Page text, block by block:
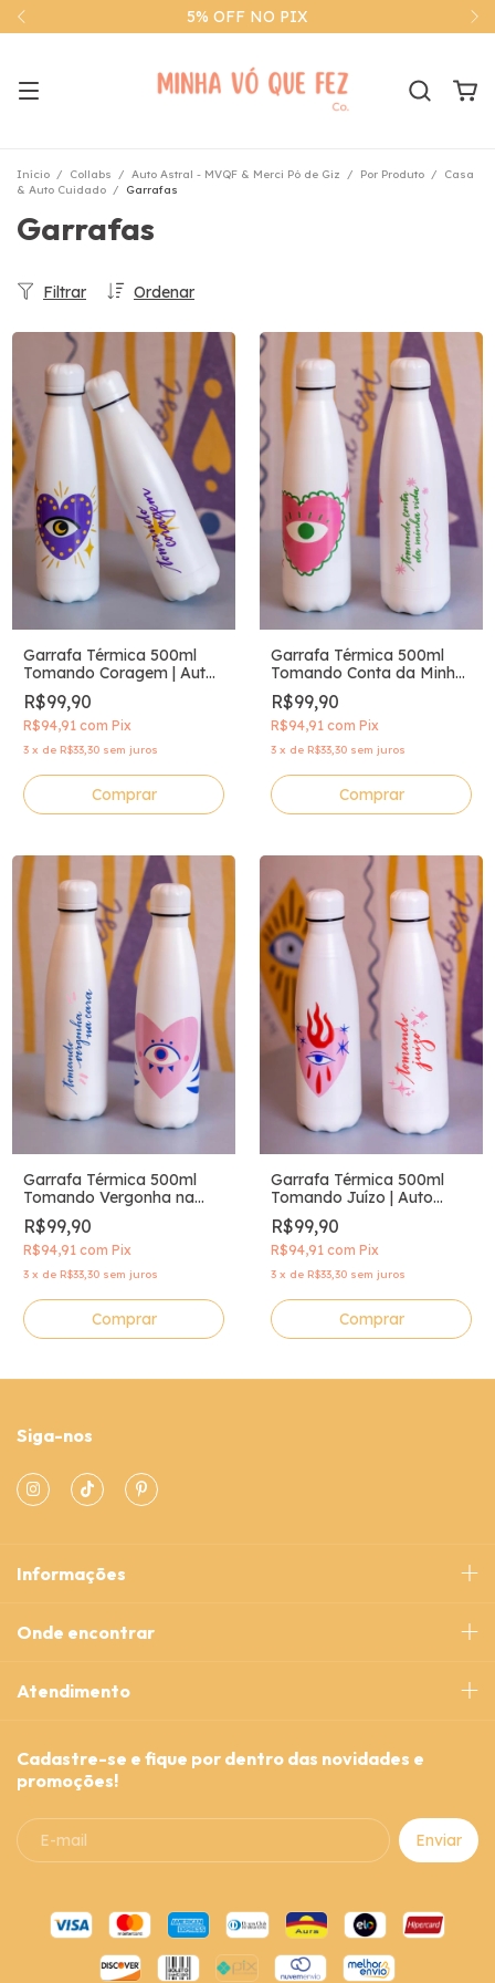
5% OFF NO PIX
Início / Collabs / Auto Astral - MVQF & Merci Pó de Giz / Por Produto /
Casa
& Auto Cuidado / Garrafas
Garrafas
Ordenar
Filtrar
Garrafa Térmica 500ml
Tomando Coragem | Auto
Astral
R$99,90
R$94,91 com Pix
3 x de R$33,30 sem juros
Garrafa Térmica 500ml
Tomando Conta da Minha
Vida | Auto Astral
R$99,90
R$94,91 com Pix
3 x de R$33,30 sem juros
Garrafa Térmica 500ml
Tomando Vergonha na
Cara | Auto Astral
R$99,90
R$94,91 com Pix
3 x de R$33,30 sem juros
Garrafa Térmica 500ml
Tomando Juízo | Auto
Astral
R$99,90
R$94,91 com Pix
3 x de R$33,30 sem juros
Siga-nos
Informações
Onde encontrar
Atendimento
Cadastre-se e fique por dentro das novidades e
promoções!